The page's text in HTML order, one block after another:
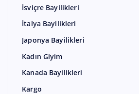
İsviçre Bayilikleri
İtalya Bayilikleri
Japonya Bayilikleri
Kadın Giyim
Kanada Bayilikleri
Kargo